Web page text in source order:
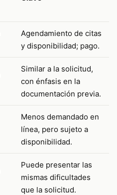
Agendamiento de citas
y disponibilidad; pago.
Similar a la solicitud,
con énfasis en la
documentación previa.
Menos demandado en
línea, pero sujeto a
disponibilidad.
Puede presentar las
mismas dificultades
que la solicitud.